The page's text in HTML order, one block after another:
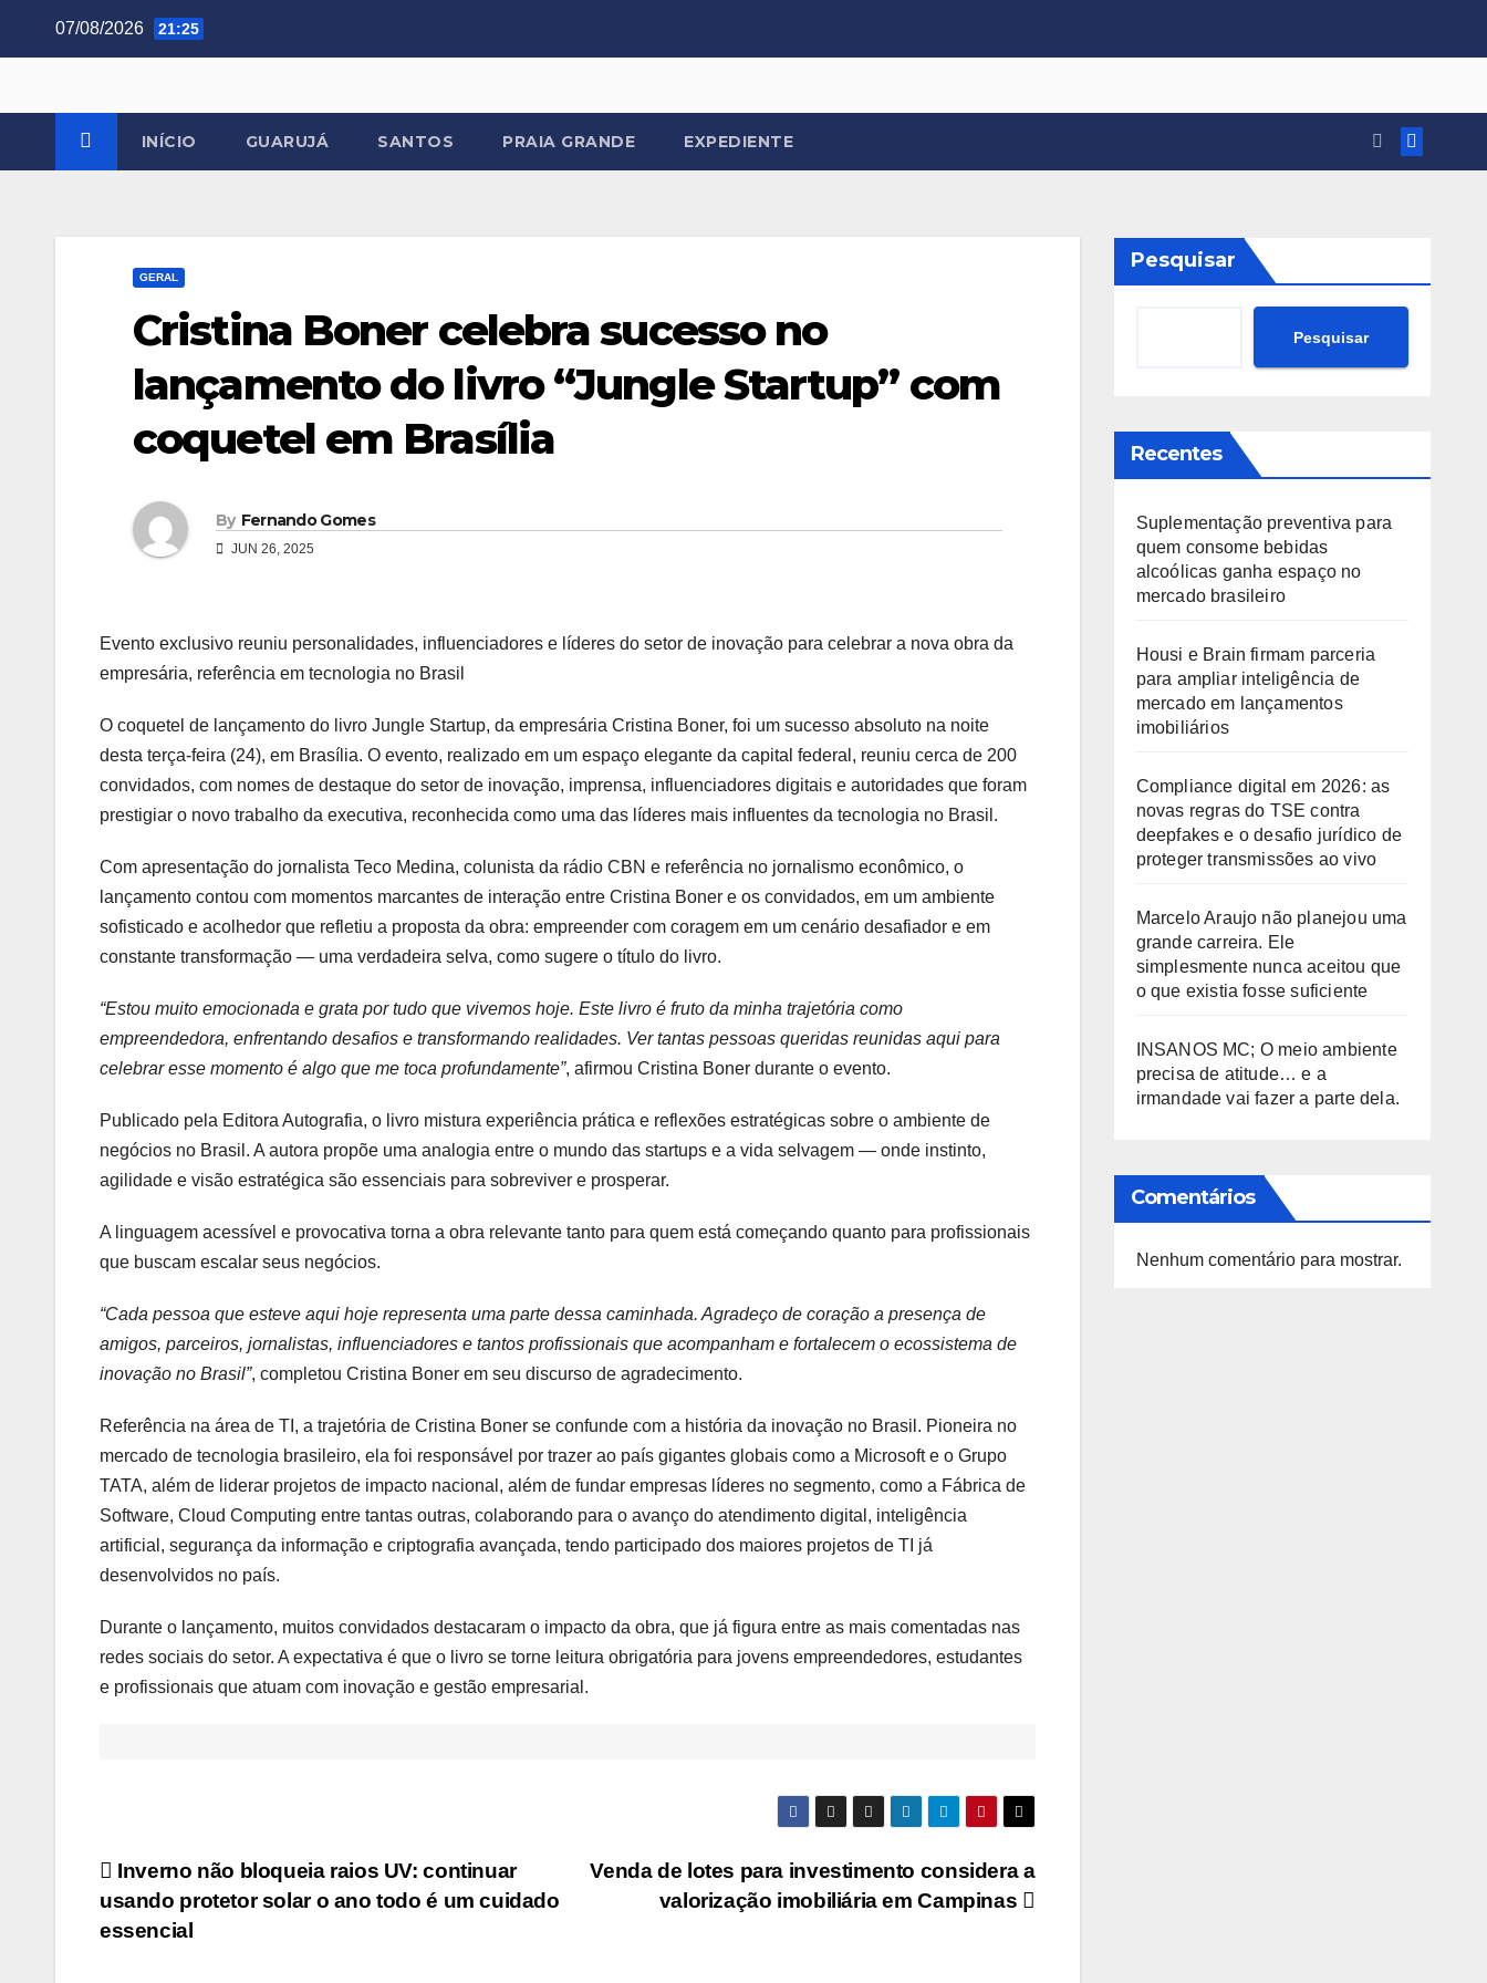
07/08/2026 21:25
INÍCIO GUARUJÁ SANTOS PRAIA GRANDE EXPEDIENTE
GERAL
Cristina Boner celebra sucesso no
lançamento do livro “Jungle Startup” com
coquetel em Brasília
By Fernando Gomes
JUN 26, 2025
Evento exclusivo reuniu personalidades, influenciadores e líderes do setor de inovação para celebrar a nova obra da
empresária, referência em tecnologia no Brasil
O coquetel de lançamento do livro Jungle Startup, da empresária Cristina Boner, foi um sucesso absoluto na noite
desta terça-feira (24), em Brasília. O evento, realizado em um espaço elegante da capital federal, reuniu cerca de 200
convidados, com nomes de destaque do setor de inovação, imprensa, influenciadores digitais e autoridades que foram
prestigiar o novo trabalho da executiva, reconhecida como uma das líderes mais influentes da tecnologia no Brasil.
Com apresentação do jornalista Teco Medina, colunista da rádio CBN e referência no jornalismo econômico, o
lançamento contou com momentos marcantes de interação entre Cristina Boner e os convidados, em um ambiente
sofisticado e acolhedor que refletiu a proposta da obra: empreender com coragem em um cenário desafiador e em
constante transformação — uma verdadeira selva, como sugere o título do livro.
“Estou muito emocionada e grata por tudo que vivemos hoje. Este livro é fruto da minha trajetória como
empreendedora, enfrentando desafios e transformando realidades. Ver tantas pessoas queridas reunidas aqui para
celebrar esse momento é algo que me toca profundamente”, afirmou Cristina Boner durante o evento.
Publicado pela Editora Autografia, o livro mistura experiência prática e reflexões estratégicas sobre o ambiente de
negócios no Brasil. A autora propõe uma analogia entre o mundo das startups e a vida selvagem — onde instinto,
agilidade e visão estratégica são essenciais para sobreviver e prosperar.
A linguagem acessível e provocativa torna a obra relevante tanto para quem está começando quanto para profissionais
que buscam escalar seus negócios.
“Cada pessoa que esteve aqui hoje representa uma parte dessa caminhada. Agradeço de coração a presença de
amigos, parceiros, jornalistas, influenciadores e tantos profissionais que acompanham e fortalecem o ecossistema de
inovação no Brasil”, completou Cristina Boner em seu discurso de agradecimento.
Referência na área de TI, a trajetória de Cristina Boner se confunde com a história da inovação no Brasil. Pioneira no
mercado de tecnologia brasileiro, ela foi responsável por trazer ao país gigantes globais como a Microsoft e o Grupo
TATA, além de liderar projetos de impacto nacional, além de fundar empresas líderes no segmento, como a Fábrica de
Software, Cloud Computing entre tantas outras, colaborando para o avanço do atendimento digital, inteligência
artificial, segurança da informação e criptografia avançada, tendo participado dos maiores projetos de TI já
desenvolvidos no país.
Durante o lançamento, muitos convidados destacaram o impacto da obra, que já figura entre as mais comentadas nas
redes sociais do setor. A expectativa é que o livro se torne leitura obrigatória para jovens empreendedores, estudantes
e profissionais que atuam com inovação e gestão empresarial.
Navegação
de
Venda de lotes para investimento considera a
valorização imobiliária em Campinas
Inverno não bloqueia raios UV: continuar
usando protetor solar o ano todo é um cuidado
essencial
Pesquisar
Pesquisar
Recentes
Suplementação preventiva para
quem consome bebidas
alcoólicas ganha espaço no
mercado brasileiro
Housi e Brain firmam parceria
para ampliar inteligência de
mercado em lançamentos
imobiliários
Compliance digital em 2026: as
novas regras do TSE contra
deepfakes e o desafio jurídico de
proteger transmissões ao vivo
Marcelo Araujo não planejou uma
grande carreira. Ele
simplesmente nunca aceitou que
o que existia fosse suficiente
INSANOS MC; O meio ambiente
precisa de atitude… e a
irmandade vai fazer a parte dela.
Comentários
Nenhum comentário para mostrar.